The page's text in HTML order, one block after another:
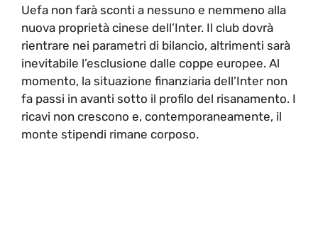
Uefa non farà sconti a nessuno e nemmeno alla
nuova proprietà cinese dell’Inter. Il club dovrà
rientrare nei parametri di bilancio, altrimenti sarà
inevitabile l’esclusione dalle coppe europee. Al
momento, la situazione finanziaria dell’Inter non
fa passi in avanti sotto il profilo del risanamento. I
ricavi non crescono e, contemporaneamente, il
monte stipendi rimane corposo.